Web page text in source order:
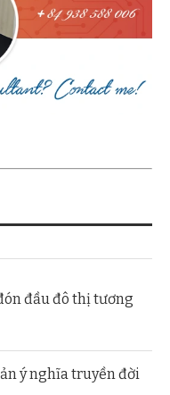
đầu đô thị tương
ý nghĩa truyền đời